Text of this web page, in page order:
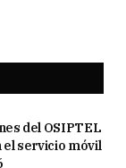
del OSIPTEL
el servicio móvil